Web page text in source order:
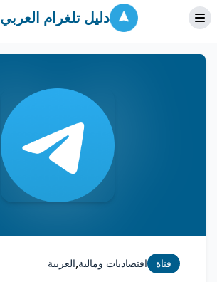
دليل تلغرام العربي
قناة اقتصاديات ومالية,العربية